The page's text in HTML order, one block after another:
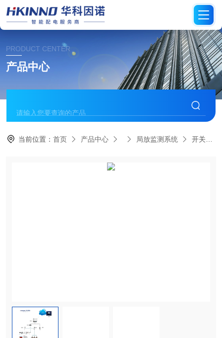
PRODUCT CENTER
产品中心
当前位置：首页 产品中心 局放监测系统 开关柜体局部放电在线监测系统-可视化